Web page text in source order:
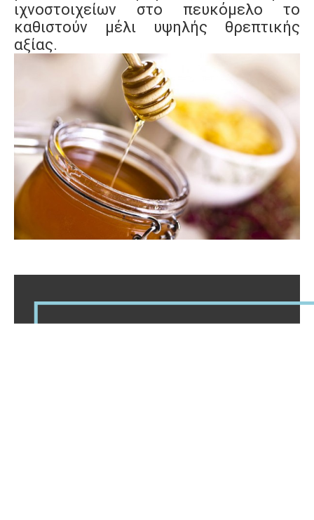
ιχνοστοιχείων στο πευκόμελο το
καθιστούν μέλι υψηλής θρεπτικής
αξίας.